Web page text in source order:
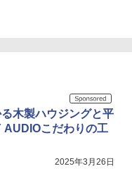
木製ハウジングと平
こだわりの工
2025年3月26日